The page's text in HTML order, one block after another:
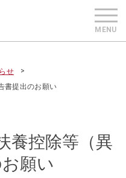
せ
書提出のお願い
養控除等（異
願い